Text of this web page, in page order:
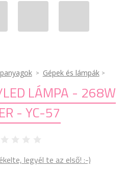
Gépek és lámpák
LED LÁMPA - 268W
- YC-57
legyél te az első! :-)